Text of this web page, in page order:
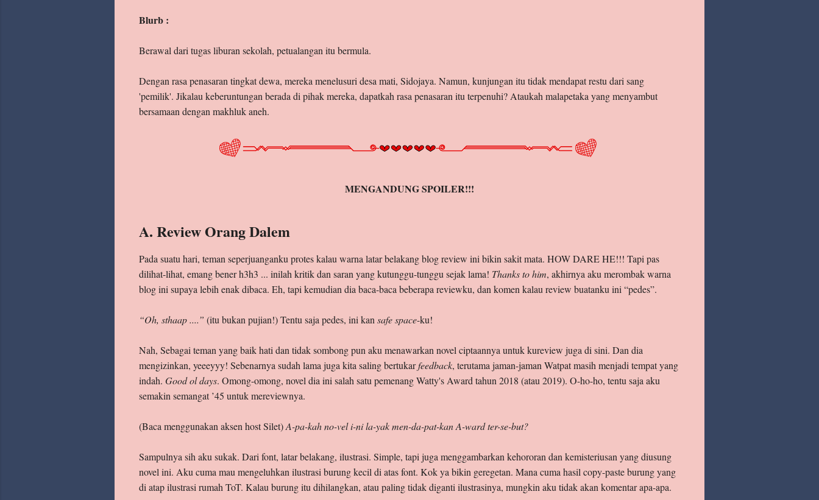
Blurb :
Berawal dari tugas liburan sekolah, petualangan itu bermula.
Dengan rasa penasaran tingkat dewa, mereka menelusuri desa mati, Sidojaya. Namun, kunjungan itu tidak mendapat restu dari sang
'pemilik'. Jikalau keberuntungan berada di pihak mereka, dapatkah rasa penasaran itu terpenuhi? Ataukah malapetaka yang menyambut
bersamaan dengan makhluk aneh.
MENGANDUNG SPOILER!!!
A. Review Orang Dalem
Pada suatu hari, teman seperjuanganku protes kalau warna latar belakang blog review ini bikin sakit mata. HOW DARE HE!!! Tapi pas
dilihat-lihat, emang bener h3h3 ... inilah kritik dan saran yang kutunggu-tunggu sejak lama! Thanks to him, akhirnya aku merombak warna
blog ini supaya lebih enak dibaca. Eh, tapi kemudian dia baca-baca beberapa reviewku, dan komen kalau review buatanku ini “pedes”.
“Oh, sthaap ....” (itu bukan pujian!) Tentu saja pedes, ini kan safe space-ku!
Nah, Sebagai teman yang baik hati dan tidak sombong pun aku menawarkan novel ciptaannya untuk kureview juga di sini. Dan dia
mengizinkan, yeeeyyy! Sebenarnya sudah lama juga kita saling bertukarfeedback, terutama jaman-jaman Watpat masih menjadi tempat yang
indah. Good ol days. Omong-omong, novel dia ini salah satu pemenang Watty's Award tahun 2018 (atau 2019). O-ho-ho, tentu saja aku
semakin semangat ’45 untuk mereviewnya.
(Baca menggunakan aksen host Silet)A-pa-kah no-vel i-ni la-yak men-da-pat-kan A-ward ter-se-but?
Sampulnya sih aku sukak. Dari font, latar belakang, ilustrasi. Simple, tapi juga menggambarkan kehororan dan kemisteriusan yang diusung
novel ini. Aku cuma mau mengeluhkan ilustrasi burung kecil di atas font. Kok ya bikin geregetan. Mana cuma hasil copy-paste burung yang
di atap ilustrasi rumah ToT. Kalau burung itu dihilangkan, atau paling tidak diganti ilustrasinya, mungkin aku tidak akan komentar apa-apa.